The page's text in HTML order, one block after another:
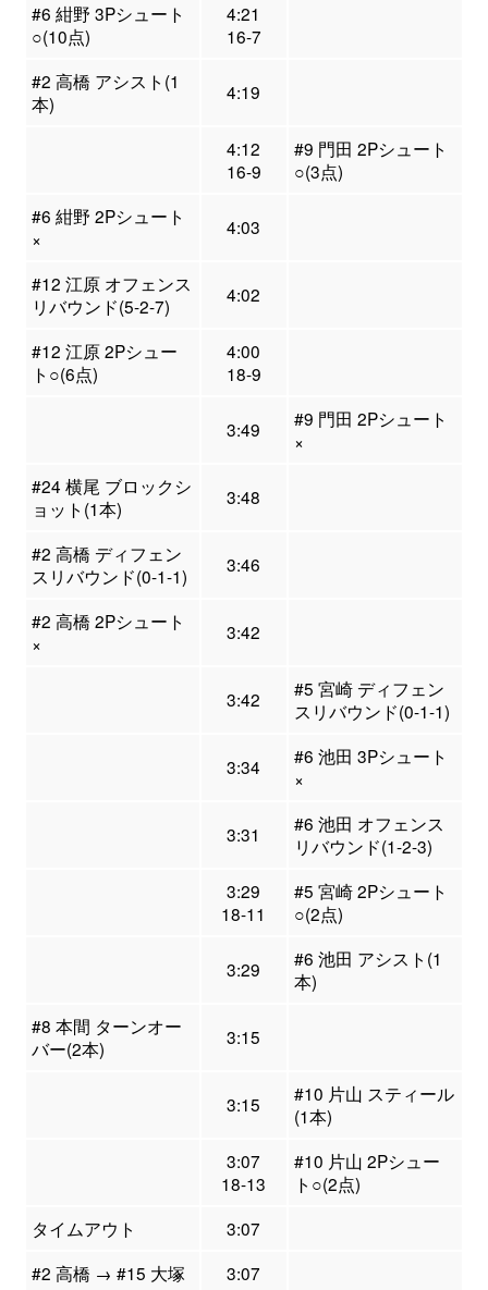
#6 紺野 3Pシュート
○(10点)
4:21
16-7
#2 高橋 アシスト(1
本)
4:19
4:12
16-9
#9 門田 2Pシュート
○(3点)
#6 紺野 2Pシュート
×
4:03
#12 江原 オフェンス
リバウンド(5-2-7)
4:02
#12 江原 2Pシュー
ト○(6点)
4:00
18-9
3:49
#9 門田 2Pシュート
×
#24 横尾 ブロックシ
ョット(1本)
3:48
#2 高橋 ディフェン
スリバウンド(0-1-1)
3:46
#2 高橋 2Pシュート
×
3:42
3:42
#5 宮崎 ディフェン
スリバウンド(0-1-1)
3:34
#6 池田 3Pシュート
×
3:31
#6 池田 オフェンス
リバウンド(1-2-3)
3:29
18-11
#5 宮崎 2Pシュート
○(2点)
3:29
#6 池田 アシスト(1
本)
#8 本間 ターンオー
バー(2本)
3:15
3:15
#10 片山 スティール
(1本)
3:07
18-13
#10 片山 2Pシュー
ト○(2点)
タイムアウト
3:07
#2 高橋 → #15 大塚
3:07